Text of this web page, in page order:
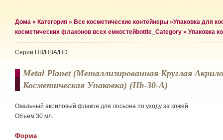
Дома » Категория » Все косметические контейнеры »Упаковка для
косметических флаконов всех емкостейbottle_Category » Упаковка
Серии HB/HBA/HD
Metal Planet (металлизированная Круглая
Косметическая Упаковка) (hb-30-A)
Овальный акриловый флакон для лосьона по уходу за кожей.
Объем 30 мл.
Форма